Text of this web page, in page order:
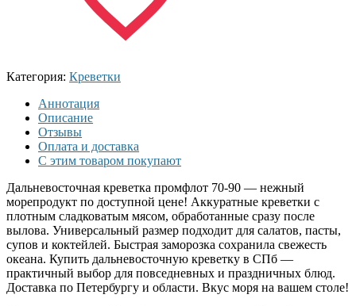
Категория: Креветки
Аннотация
Описание
Отзывы
Оплата и доставка
С этим товаром покупают
Дальневосточная креветка промфлот 70-90 — нежный
морепродукт по доступной цене! Аккуратные креветки с
плотным сладковатым мясом, обработанные сразу после
вылова. Универсальный размер подходит для салатов, пасты,
супов и коктейлей. Быстрая заморозка сохранила свежесть
океана. Купить дальневосточную креветку в СПб —
практичный выбор для повседневных и праздничных блюд.
Доставка по Петербургу и области. Вкус моря на вашем столе!